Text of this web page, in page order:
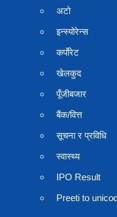
अटो
इन्स्योरेन्स
कर्पाेरेट
खेलकुद
पूँजीबजार
बैंक/वित्त
सूचना र प्रविधि
स्वास्थ्य
IPO Result
Preeti to